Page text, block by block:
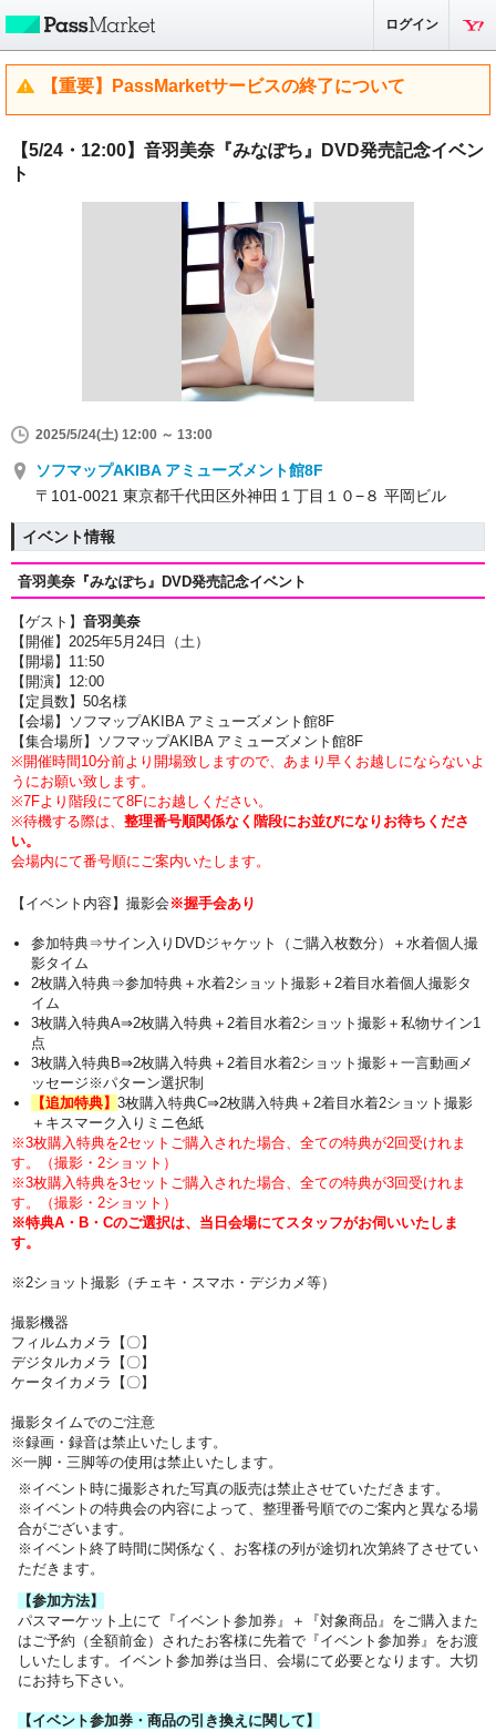
ログイン
【重要】PassMarketサービスの終了について
【5/24・12:00】音羽美奈『みなぽち』DVD発売記念イベン
ト
2025/5/24(土) 12:00 ～ 13:00
ソフマップAKIBA アミューズメント館8F
〒101-0021 東京都千代田区外神田１丁目１０−８ 平岡ビル
イベント情報
音羽美奈『みなぽち』DVD発売記念イベント
【ゲスト】 音羽美奈
【開催】2025年5月24日（土）
【開場】11:50
【開演】12:00
【定員数】50名様
【会場】ソフマップAKIBA アミューズメント館8F
【集合場所】ソフマップAKIBA アミューズメント館8F
※開催時間10分前より開場致しますので、あまり早くお越しにならないよ
うにお願い致します。
※7Fより階段にて8Fにお越しください。
※待機する際は、 整理番号順関係なく階段にお並びになりお待ちくださ
い。
会場内にて番号順にご案内いたします。
【イベント内容】撮影会 ※握手会あり
参加特典⇒サイン入りDVDジャケット（ご購入枚数分）＋水着個人撮
影タイム
2枚購入特典⇒参加特典＋水着2ショット撮影＋2着目水着個人撮影タ
イム
3枚購入特典A⇒2枚購入特典＋2着目水着2ショット撮影＋私物サイン1
点
3枚購入特典B⇒2枚購入特典＋2着目水着2ショット撮影＋一言動画メ
ッセージ※パターン選択制
【追加特典】 3枚購入特典C⇒2枚購入特典＋2着目水着2ショット撮影
＋キスマーク入りミニ色紙
※3枚購入特典を2セットご購入された場合、全ての特典が2回受けれま
す。（撮影・2ショット）
※3枚購入特典を3セットご購入された場合、全ての特典が3回受けれま
す。（撮影・2ショット）
※特典A・B・Cのご選択は、当日会場にてスタッフがお伺いいたしま
す。
※2ショット撮影（チェキ・スマホ・デジカメ等）
撮影機器
フィルムカメラ【〇】
デジタルカメラ【〇】
ケータイカメラ【〇】
撮影タイムでのご注意
※録画・録音は禁止いたします。
※一脚・三脚等の使用は禁止いたします。
※イベント時に撮影された写真の販売は禁止させていただきます。
※イベントの特典会の内容によって、整理番号順でのご案内と異なる場
合がございます。
※イベント終了時間に関係なく、お客様の列が途切れ次第終了させてい
ただきます。
【参加方法】
パスマーケット上にて『イベント参加券』＋『対象商品』をご購入また
はご予約（全額前金）されたお客様に先着で『イベント参加券』をお渡
しいたします。イベント参加券は当日、会場にて必要となります。大切
にお持ち下さい。
【イベント参加券・商品の引き換えに関して】